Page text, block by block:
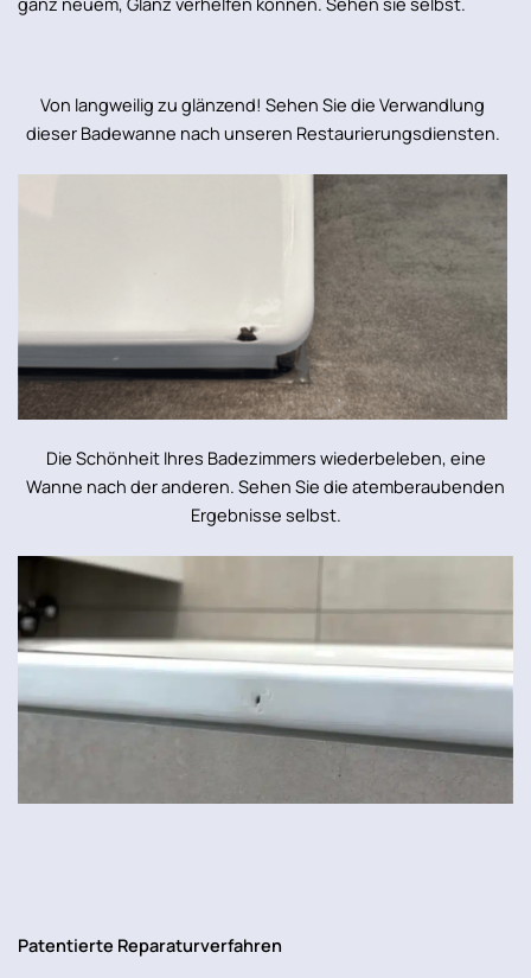
Von langweilig zu glänzend! Sehen Sie die Verwandlung
dieser Badewanne nach unseren Restaurierungsdiensten.
Die Schönheit Ihres Badezimmers wiederbeleben, eine
Wanne nach der anderen. Sehen Sie die atemberaubenden
Ergebnisse selbst.
Patentierte Reparaturverfahren